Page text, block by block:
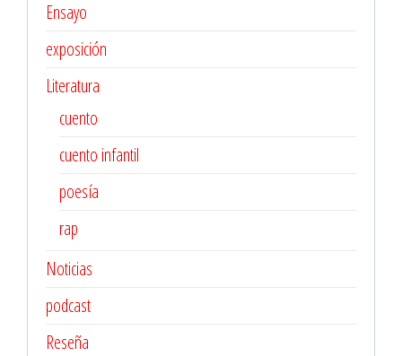
Ensayo
exposición
Literatura
cuento
cuento infantil
poesía
rap
Noticias
podcast
Reseña